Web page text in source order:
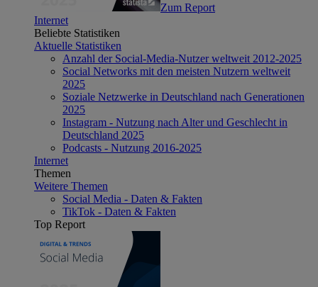
Zum Report
Internet
Beliebte Statistiken
Aktuelle Statistiken
Anzahl der Social-Media-Nutzer weltweit 2012-2025
Social Networks mit den meisten Nutzern weltweit
2025
Soziale Netzwerke in Deutschland nach Generationen
2025
Instagram - Nutzung nach Alter und Geschlecht in
Deutschland 2025
Podcasts - Nutzung 2016-2025
Internet
Themen
Weitere Themen
Social Media - Daten & Fakten
TikTok - Daten & Fakten
Top Report